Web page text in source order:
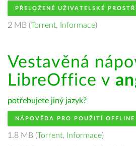
PŘELOŽENÉ UŽIVATELSKÉ
2 MB (Torrent, Informace)
Vestavěná
LibreOffice v
potřebujete jiný jazyk?
NÁPOVĚDA PRO POUŽITÍ OFFLINE
1.8 MB (Torrent, Informace)